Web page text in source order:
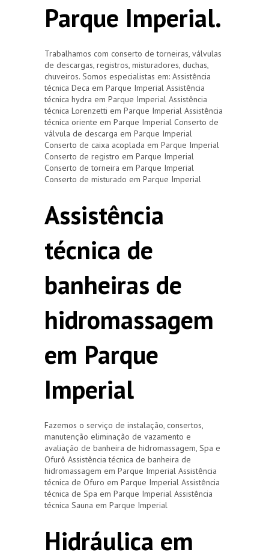
Parque Imperial.
Trabalhamos com conserto de torneiras, válvulas
de descargas, registros, misturadores, duchas,
chuveiros. Somos especialistas em: Assistência
técnica Deca em Parque Imperial Assistência
técnica hydra em Parque Imperial Assistência
técnica Lorenzetti em Parque Imperial Assistência
técnica oriente em Parque Imperial Conserto de
válvula de descarga em Parque Imperial
Conserto de caixa acoplada em Parque Imperial
Conserto de registro em Parque Imperial
Conserto de torneira em Parque Imperial
Conserto de misturado em Parque Imperial
Assistência
técnica de
banheiras de
hidromassagem
em Parque
Imperial
Fazemos o serviço de instalação, consertos,
manutenção eliminação de vazamento e
avaliação de banheira de hidromassagem, Spa e
Ofurô Assistência técnica de banheira de
hidromassagem em Parque Imperial Assistência
técnica de Ofuro em Parque Imperial Assistência
técnica de Spa em Parque Imperial Assistência
técnica Sauna em Parque Imperial
Hidráulica em